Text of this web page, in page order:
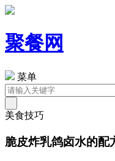
聚餐网
菜单
美食技巧
脆皮炸乳鸽卤水的配